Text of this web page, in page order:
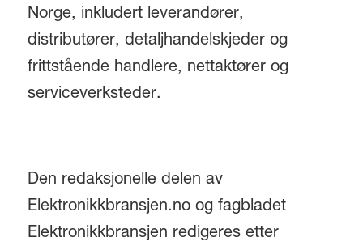
Norge, inkludert leverandører,
distributører, detaljhandelskjeder og
frittstående handlere, nettaktører og
serviceverksteder.
Den redaksjonelle delen av
Elektronikkbransjen.no og fagbladet
Elektronikkbransjen redigeres etter